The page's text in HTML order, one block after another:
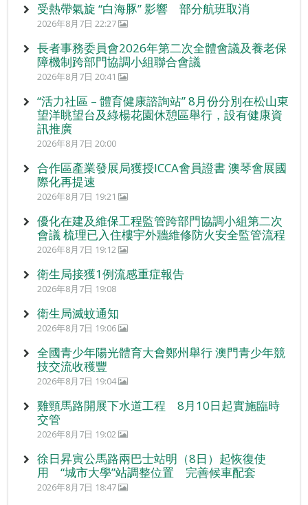
受熱帶氣旋 “白海豚” 影響 部分航班取消
2026年8月7日 22:27
長者事務委員會2026年第二次全體會議及養老保
障機制跨部門協調小組聯合會議
2026年8月7日 20:41
“活力社區 – 體育健康諮詢站” 8月份分別在松山東
望洋眺望台及綠楊花園休憩區舉行，設有健康資
訊推廣
2026年8月7日 20:00
合作區產業發展局獲授ICCA會員證書 澳琴會展國
際化再提速
2026年8月7日 19:21
優化在建及維保工程監管跨部門協調小組第二次
會議 梳理已入住樓宇外牆維修防火安全監管流程
2026年8月7日 19:12
衛生局接獲1例流感重症報告
2026年8月7日 19:08
衛生局滅蚊通知
2026年8月7日 19:06
全國青少年陽光體育大會鄭州舉行 澳門青少年競
技交流收穫豐
2026年8月7日 19:04
雞頸馬路開展下水道工程 8月10日起實施臨時
交管
2026年8月7日 19:02
徐日昇寅公馬路兩巴士站明（8日）起恢復使
用 “城市大學”站調整位置 完善候車配套
2026年8月7日 18:47